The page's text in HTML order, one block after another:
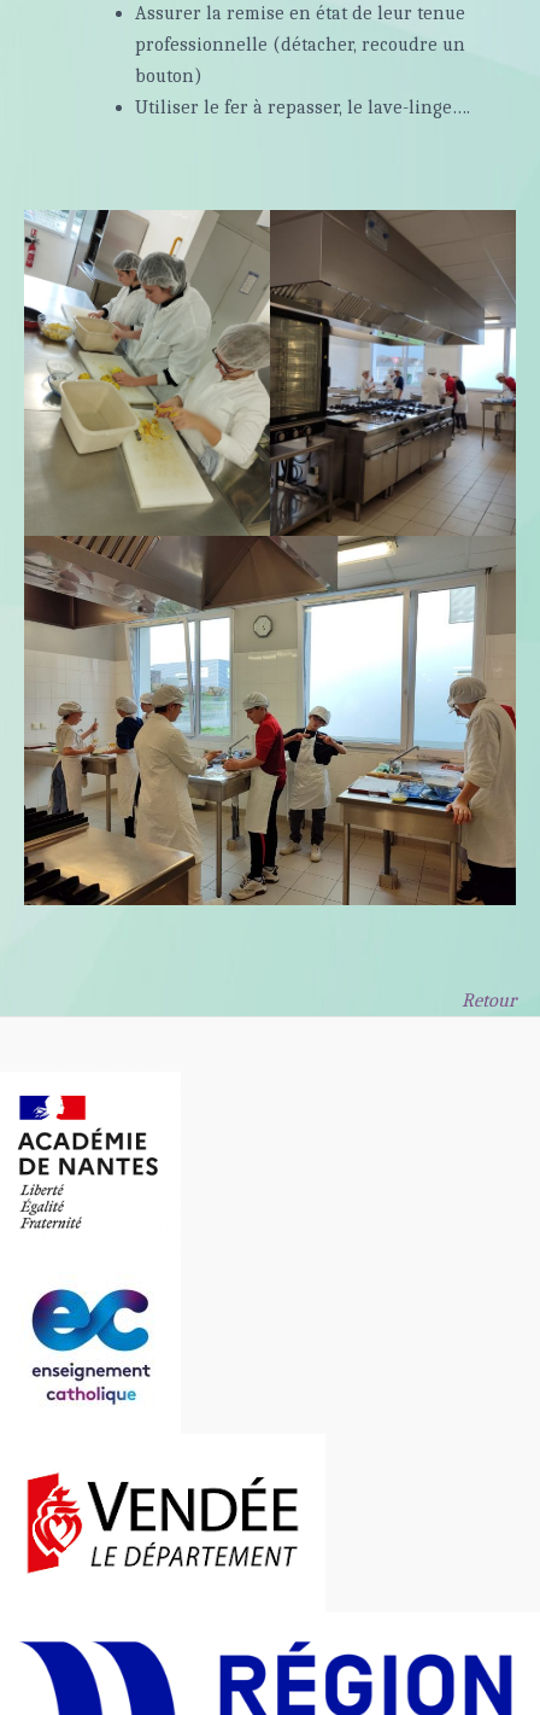
Assurer la remise en état de leur tenue
professionnelle (détacher, recoudre un
bouton)
Utiliser le fer à repasser, le lave-linge….
Retour